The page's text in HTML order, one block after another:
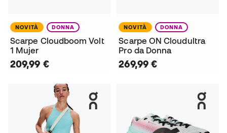
NOVITÀ DONNA
Scarpe Cloudboom Volt
1 Mujer
209,99 €
NOVITÀ DONNA
Scarpe ON Cloudultra
Pro da Donna
269,99 €